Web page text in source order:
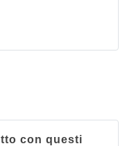
con questi